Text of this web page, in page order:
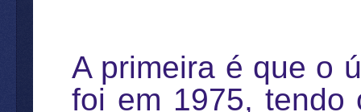
A primeira é que o
foi em 1975, tendo